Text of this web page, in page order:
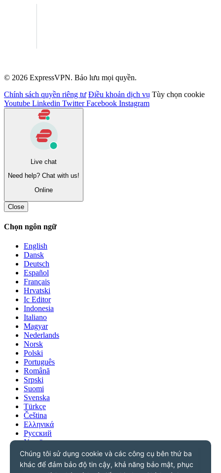
© 2026 ExpressVPN. Bảo lưu mọi quyền.
Chính sách quyền riêng tư Điều khoản dịch vụ Tùy chọn cookie
Youtube Linkedin Twitter Facebook Instagram
Live chat
Need help? Chat with us!
Online
Close
Chọn ngôn ngữ
English
Dansk
Deutsch
Español
Français
Hrvatski
Ic Editor
Indonesia
Italiano
Magyar
Nederlands
Norsk
Polski
Português
Română
Srpski
Suomi
Svenska
Türkçe
Čeština
Ελληνικά
Русский
Українська
български
עִברִית
العربية